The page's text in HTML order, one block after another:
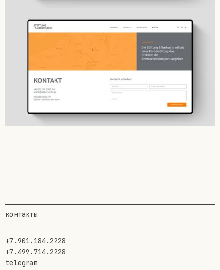
контакты
+7.901.184.2228
+7.499.714.2228
telegram